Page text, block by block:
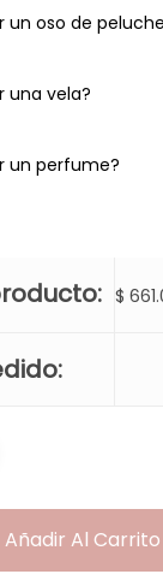
un oso de
una vela?
un perfume?
$
Añadir Al Carrito